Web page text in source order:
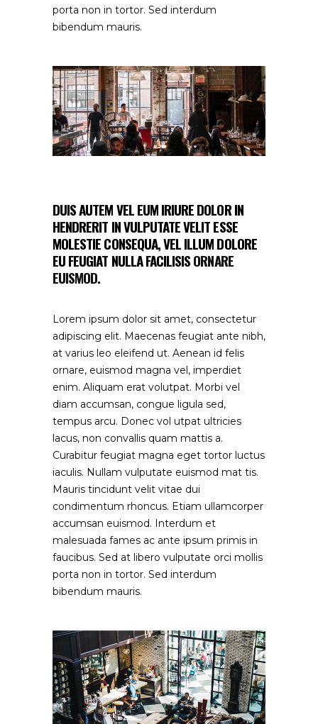
porta non in tortor. Sed interdum
bibendum mauris.
DUIS AUTEM VEL EUM IRIURE DOLOR IN
HENDRERIT IN VULPUTATE VELIT ESSE
MOLESTIE CONSEQUA, VEL ILLUM DOLORE
EU FEUGIAT NULLA FACILISISORNARE
EUISMOD.
Lorem ipsum dolor sit amet, consectetur
adipiscing elit. Maecenas feugiat ante nibh,
at varius leo eleifend ut. Aenean id felis
ornare, euismod magna vel, imperdiet
enim. Aliquam erat volutpat. Morbi vel
diam accumsan, congue ligula sed,
tempus arcu. Donec vol utpat ultricies
lacus, non convallis quam mattis a.
Curabitur feugiat magna eget tortor luctus
iaculis. Nullam vulputate euismod mat tis.
Mauris tincidunt velit vitae dui
condimentum rhoncus. Etiam ullamcorper
accumsan euismod. Interdum et
malesuada fames ac ante ipsum primis in
faucibus. Sed at libero vulputate orci mollis
porta non in tortor. Sed interdum
bibendum mauris.